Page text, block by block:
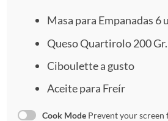
l
l
a
l
l
a
l
l
a
e
l
l
a
l
l
a
Masa para Empanadas 6
Queso Quartirolo200
Ciboulette a gusto
Aceite para Freír
Cook Mode Prevent your screen